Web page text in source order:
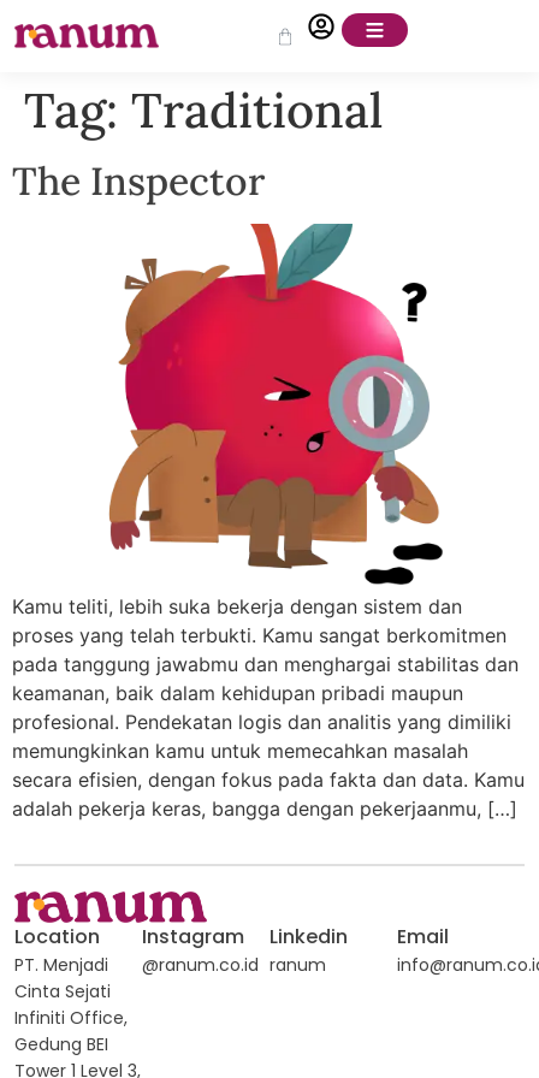
Tag: Traditional
The Inspector
Kamu teliti, lebih suka bekerja dengan sistem dan
proses yang telah terbukti. Kamu sangat berkomitmen
pada tanggung jawabmu dan menghargai stabilitas dan
keamanan, baik dalam kehidupan pribadi maupun
profesional. Pendekatan logis dan analitis yang dimiliki
memungkinkan kamu untuk memecahkan masalah
secara efisien, dengan fokus pada fakta dan data. Kamu
adalah pekerja keras, bangga dengan pekerjaanmu, […]
Location
PT. Menjadi
Cinta Sejati
Infiniti Office,
Gedung BEI
Tower 1 Level 3,
Instagram
@ranum.co.id
Linkedin
ranum
Email